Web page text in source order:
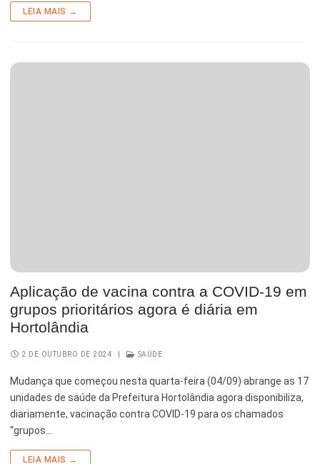
LEIA MAIS →
Aplicação de vacina contra a COVID-19 em
grupos prioritários agora é diária em
Hortolândia
2 DE OUTUBRO DE 2024 SAÚDE
Mudança que começou nesta quarta-feira (04/09) abrange as 17
unidades de saúde da Prefeitura Hortolândia agora disponibiliza,
diariamente, vacinação contra COVID-19 para os chamados
“grupos…
LEIA MAIS →